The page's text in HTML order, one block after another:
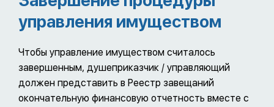
управления имуществом
Чтобы управление имуществом считалось
завершенным, душеприказчик / управляющий
должен представить в Реестр завещаний
окончательную финансовую отчетность вместе с